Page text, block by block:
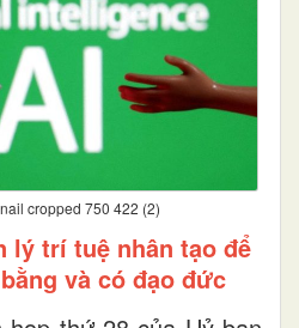
cropped 750 422 (2)
lý trí tuệ nhân tạo để
và có đạo đức